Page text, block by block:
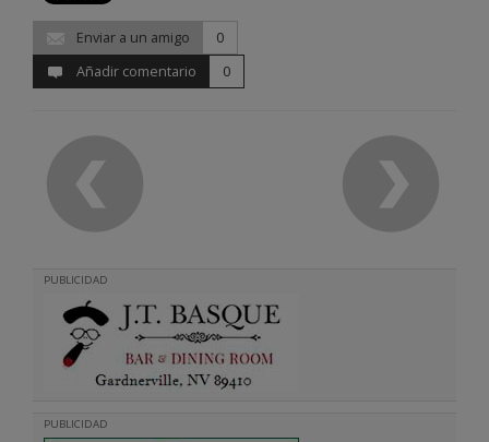
Enviar a un amigo
0
Añadir comentario
0
PUBLICIDAD
PUBLICIDAD